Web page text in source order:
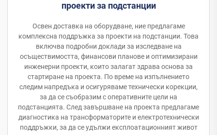
проекти за подстанции
Освен доставка на оборудване, ние предлагаме
комплексна поддръжка за проекти на подстанции. Това
включва подробни доклади за изследване на
осъществимостта, финансови планове и оптимизирани
инженерни проекти, които залагат здрава основа за
стартиране на проекта. По време на изпълнението
следим напредъка и осигуряваме технически корекции,
за да се съобразим с оперативните цели на
подстанцията. След завършване на проекта предлагаме
диагностика на трансформаторите и електротехнически
поддръжки, за да се удължи експлоатационният живот